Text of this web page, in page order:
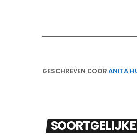
GESCHREVEN DOOR ANITA